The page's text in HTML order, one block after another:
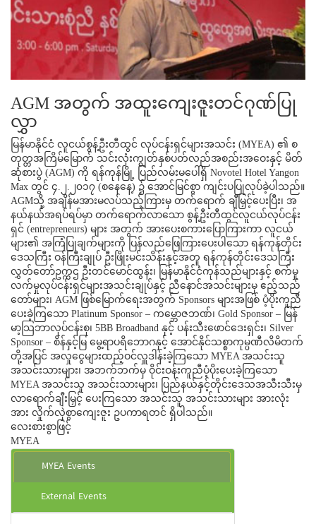
AGM အတွက် အထူးကျေးဇူးတင်ဂုဏ်ပြု
လွှာ
မြန်မာနိုင်ငံ လူငယ်စွန့်ဦးတီထွင် လုပ်ငန်းရှင်များအသင်း (MYEA) ၏ စ
တုတ္တအကြိမ်မြောက် သင်းလုံးကျွတ်နှစ်ပတ်လည်အစည်းအဝေးနှင့် မိတ်
ဆုံစားပွဲ (AGM) ကို ရန်ကုန်မြို့ ပြည်လမ်းမပေါ်ရှိ Novotel Hotel Yangon
Max တွင် ၄.၂.၂၀၁၇ (စနေနေ့) ၌ အောင်မြင်စွာ ကျင်းပပြုလုပ်ခဲ့ပါသည်။
AGMသို့ အချိန်မအားမလပ်သည့်ကြားမှ တက်ရောက် ချီမြှင့်ပေးပြီး၊ အ
နယ်နယ်အရပ်ရပ်မှာ တက်ရောက်လာသော စွန့်ဦးတီထွင်လူငယ်လုပ်ငန်း
ရှင် (entrepreneurs) များ အတွက် အားပေးစကားပြောကြားကာ လူငယ်
များ၏ အကြံပြုချက်များကို ပြန်လည်ဖြေကြားပေးပါသော ရန်ကုန်တိုင်း
ဒေသကြီး ဝန်ကြီးချုပ် ဦးဖြိုးမင်းသိန်းနှင့်အတူ ရန်ကုန်တိုင်းဒေသကြီး
လွှတ်တော်ဥက္ကဌ ဦးတင်မောင်ထွန်း၊ မြန်မာနိုင်ငံကုန်သည်များနှင့် စက်မှု
လက်မှုလုပ်ငန်းရှင်များအသင်းချုပ်နှင့် ညီနောင်အသင်းများမှ ဧည့်သည်
တော်များ၊ AGM ဖြစ်မြောက်ရေးအတွက် Sponsors များအဖြစ် ပံ့ပိုးကူညီ
ပေးခဲ့ကြသော Platinum Sponsor – ကမ္ဘောဇဘဏ်၊ Gold Sponsor – မြန်
မာ့သြဘာလုပ်ငန်းစု၊ 5BB Broadband နှင့် ပန်းသီးဖောင်ဒေးရှင်း၊ Silver
Sponsor – စိန်နှင့်မြ မွေ့ရာပရိဘောဂနှင့် အောင်နိုင်သစ္စာကုမ္ပဏီလိမိတက်
တို့အပြင် အလှုငွေများထည့်ဝင်လှူဒါန်းခဲ့ကြသော MYEA အသင်းသူ
အသင်းသားများ၊ အဘက်ဘက်မှ ဝိုင်းဝန်းကူညီပံ့ပိုးပေးခဲ့ကြသော
MYEA အသင်းသူ အသင်းသားများ၊ ပြည်နယ်နှင့်တိုင်းဒေသအသီးသီးမှ
လာရောက်ချီးမြှင့် ပေးကြသော အသင်းသူ အသင်းသားများ အားလုံး
အား လှိုက်လှဲစွာကျေးဇူး ဥပကာရတင် ရှိပါသည်။
လေးစားစွာဖြင့်
MYEA
MYEA Events
External Events